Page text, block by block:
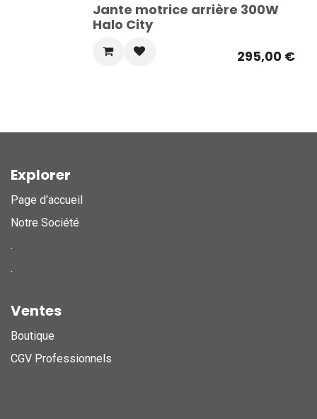
Jante motrice arrière 300W
Halo City
295,00€
Explorer
Page d'accueil
Notre Société
.
.
Ventes
Boutique
CGV Professionnels